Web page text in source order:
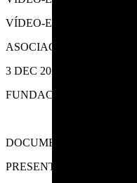
VÍDEO-EXPOSICIÓN
ASOCIACIÓN AÏS,
3 DEC 2022
FUNDACIÓN LUIS
DOCUMENTAL «LENZOS
PRESENTACIÓN SERIE-